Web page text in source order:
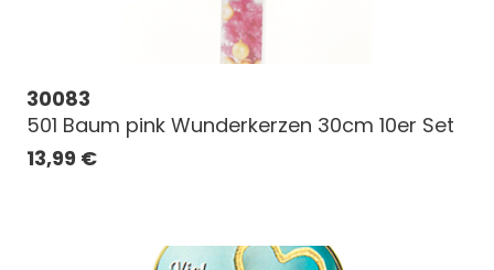
30083
501 Baum pink Wunderkerzen 30cm 10er Set
13,99 €